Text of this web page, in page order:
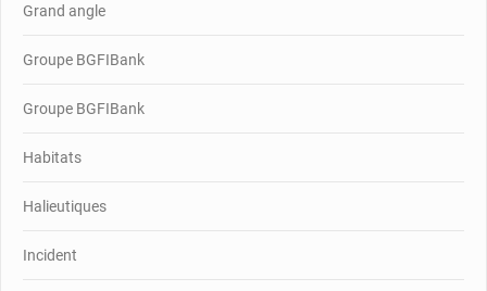
Grand angle
Groupe BGFIBank
Groupe BGFIBank
Habitats
Halieutiques
Incident